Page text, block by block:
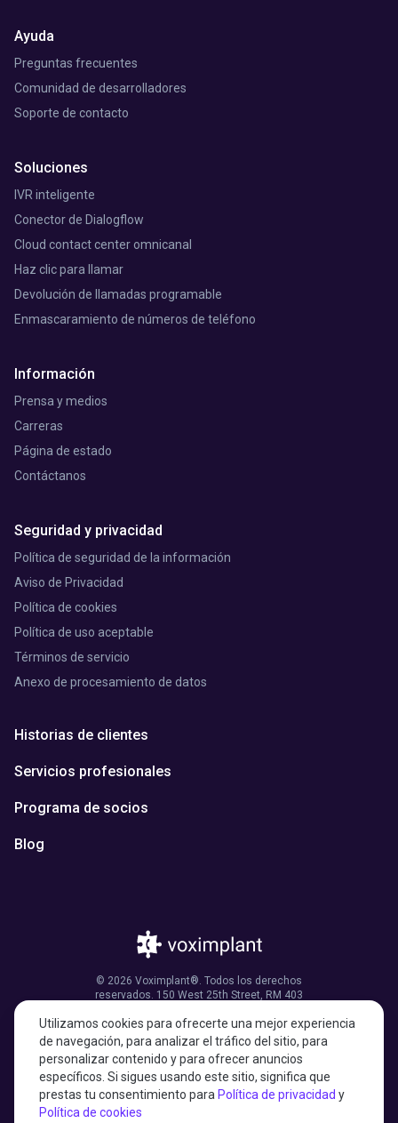
Soluciones
IVR inteligente
Conector de Dialogflow
Cloud contact center omnicanal
Haz clic para llamar
Devolución de llamadas programable
Enmascaramiento de números de teléfono
Ayuda
Preguntas frecuentes
Comunidad de desarrolladores
Soporte de contacto
Información
Prensa y medios
Carreras
Página de estado
Contáctanos
Seguridad y privacidad
Política de seguridad de la información
Aviso de Privacidad
Política de cookies
Política de uso aceptable
Términos de servicio
Anexo de procesamiento de datos
Historias de clientes
Servicios profesionales
Programa de socios
Blog
© 2026 Voximplant®. Todos los derechos
reservados. 150 West 25th Street, RM 403
América
Utilizamos cookies para ofrecerte una mejor experiencia
de navegación, para analizar el tráfico del sitio, para
personalizar contenido y para ofrecer anuncios
específicos. Si sigues usando este sitio, significa que
prestas tu consentimiento para Política de privacidad y
Política de cookies